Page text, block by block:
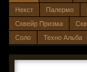
Некст
Палермо
Сквейр Призма
Соло
Техно Альба